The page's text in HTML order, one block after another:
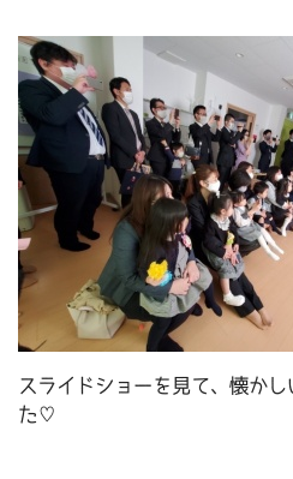
スライドショーを見て、懐か
た♡